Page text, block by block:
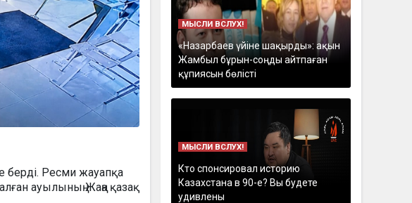
берді. Ресми жауапқа
ауылының Жаңа қазақ
МЫСЛИ ВСЛУХ!
«Назарбаев үйіне шақырды»: ақын
Жамбыл бұрын-соңды айтпаған
құпиясын бөлісті
МЫСЛИ ВСЛУХ!
Кто спонсировал историю
Казахстана в 90-е? Вы будете
удивлены